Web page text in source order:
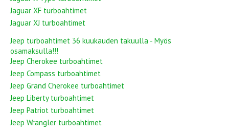
Jaguar XF turboahtimet
Jaguar XJ turboahtimet
Jeep turboahtimet 36 kuukauden takuulla - Myös
osamaksulla!!!
Jeep Cherokee turboahtimet
Jeep Compass turboahtimet
Jeep Grand Cherokee turboahtimet
Jeep Liberty turboahtimet
Jeep Patriot turboahtimet
Jeep Wrangler turboahtimet